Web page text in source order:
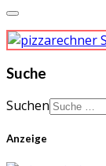
Suche
Suchen
Anzeige